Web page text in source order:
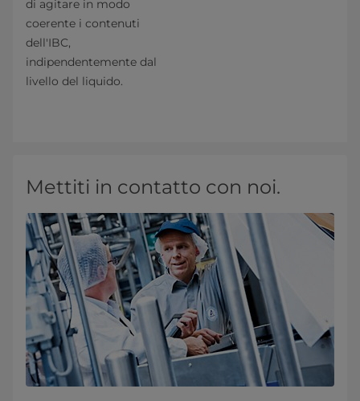
di agitare in modo
coerente i contenuti
dell'IBC,
indipendentemente dal
livello del liquido.
Mettiti in contatto con noi.